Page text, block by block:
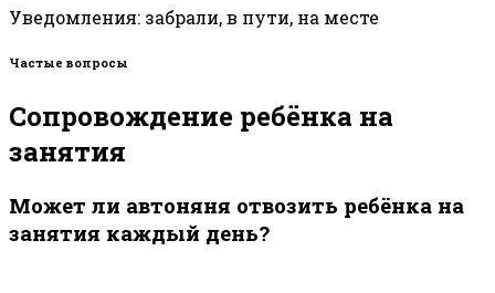
Уведомления: забрали, в пути, на месте
Частые вопросы
Сопровождение ребёнка на
занятия
Может ли автоняня отвозить ребёнка на
занятия каждый день?